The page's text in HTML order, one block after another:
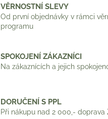
VĚRNOSTNÍ SLEVY
Od první objednávky v rámci
programu
SPOKOJENÍ ZÁKAZNÍCI
Na zákaznících a jejich
DORUČENÍ S PPL
Při nákupu nad 2 000,- doprava